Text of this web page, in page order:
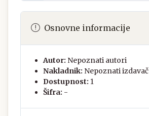
Osnovne informacije
Autor: Nepoznati autori
Nakladnik: Nepoznati izdavač
Dostupnost: 1
Šifra: -